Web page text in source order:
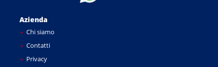
Azienda
Chi siamo
Contatti
Privacy